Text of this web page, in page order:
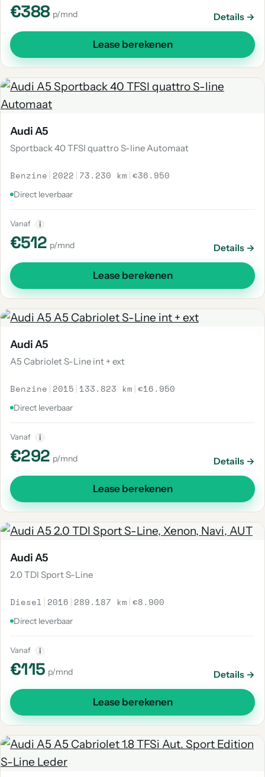
€388 p/mnd Details →
Lease berekenen
Audi A5
Sportback 40 TFSI quattro S-line Automaat
Benzine | 2022 | 73.230 km |€36.950
Direct leverbaar
Vanaf i
€512 p/mnd Details →
Lease berekenen
Audi A5
A5 Cabriolet S-Line int + ext
Benzine | 2015 | 133.823 km |€16.950
Direct leverbaar
Vanaf i
€292 p/mnd Details →
Lease berekenen
Audi A5
2.0 TDI Sport S-Line
Diesel | 2016 | 289.187 km |€8.900
Direct leverbaar
Vanaf i
€115 p/mnd Details →
Lease berekenen